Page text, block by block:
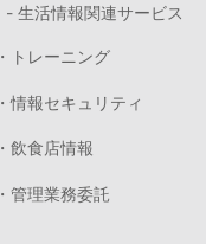
- 生活情報関連サービス
・トレーニング
・情報セキュリティ
・飲食店情報
・管理業務委託